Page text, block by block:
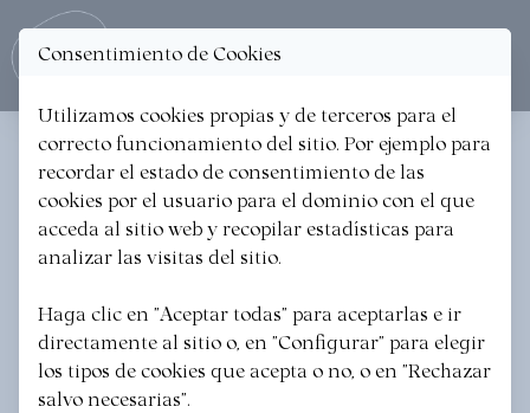
< Volver a las noticias
Semana del Pintxo Medieval
de Hondarribia. XV
Concurso del Pintxo
Medieval de Hondarribia
Consentimiento de Cookies
Utilizamos cookies propias y de terceros para el
correcto funcionamiento del sitio. Por ejemplo para
recordar el estado de consentimiento de las
cookies por el usuario para el dominio con el que
acceda al sitio web y recopilar estadísticas para
analizar las visitas del sitio.
Haga clic en "Aceptar todas" para aceptarlas e ir
directamente al sitio o, en "Configurar" para elegir
los tipos de cookies que acepta o no, o en "Rechazar
salvo necesarias".